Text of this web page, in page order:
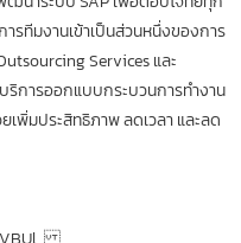
รทีมงานเข้าเป็นส่วนหนึ่งของการ
Services และ
ริการออกแบบกระบวนการทำงาน
พิ่มประสิทธิภาพ ลดเวลา และลด